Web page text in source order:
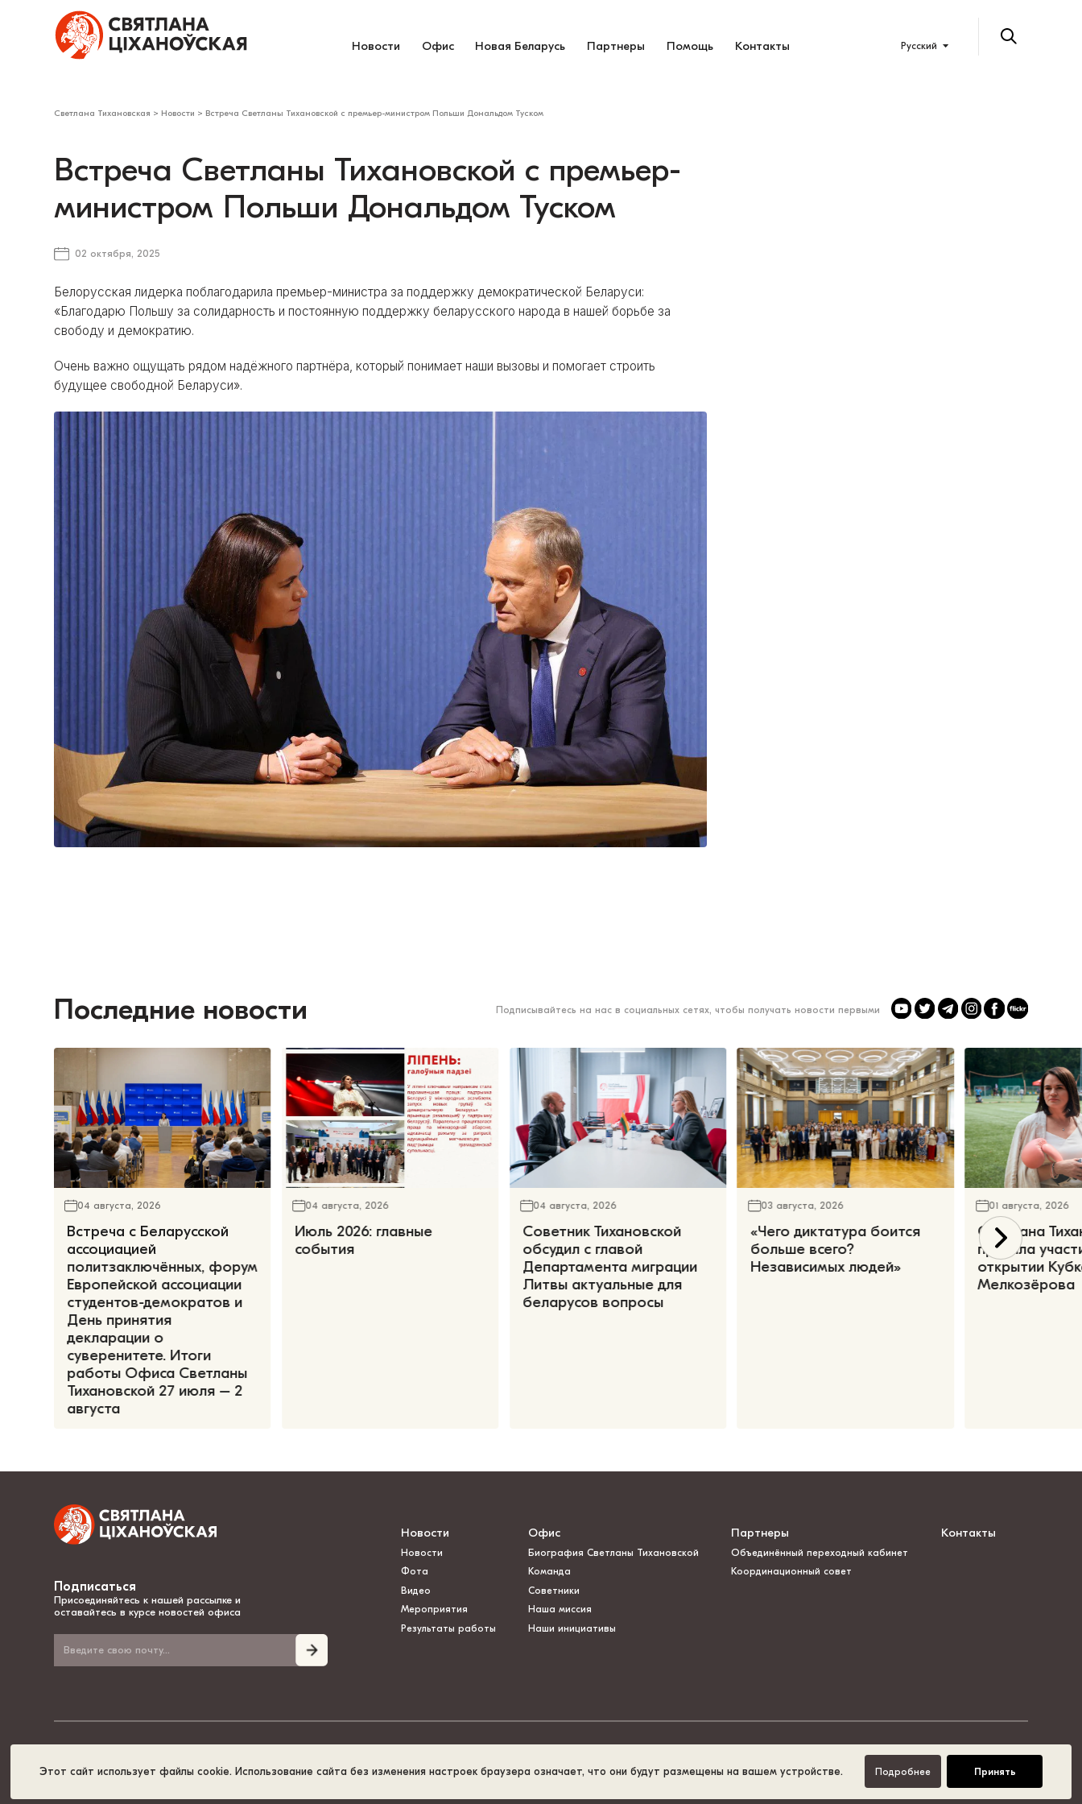
Этот сайт использует файлы cookie. Использование сайта без изменения настроек браузера означает, что они будут размещены на вашем устройстве. Подробнее Принять
Новости Офис Новая Беларусь Партнеры Помощь Контакты Русский
Светлана Тихановская > Новости > Встреча Светланы Тихановской с премьер-министром Польши Дональдом Туском
Встреча Светланы Тихановской с премьер-
министром Польши Дональдом Туском
02 октября, 2025
Белорусская лидерка поблагодарила премьер-министра за поддержку демократической Беларуси:
«Благодарю Польшу за солидарность и постоянную поддержку беларусского народа в нашей борьбе за
свободу и демократию.
Очень важно ощущать рядом надёжного партнёра, который понимает наши вызовы и помогает строить
будущее свободной Беларуси».
Последние новости Подписывайтесь на нас в социальных сетях, чтобы получать новости первыми
04 августа, 2026
Встреча с Беларусской
ассоциацией
политзаключённых, форум
Европейской ассоциации
студентов-демократов и
День принятия
декларации о
суверенитете. Итоги
работы Офиса Светланы
Тихановской 27 июля – 2
августа
04 августа, 2026
Июль 2026: главные
события
04 августа, 2026
Советник Тихановской
обсудил с главой
Департамента миграции
Литвы актуальные для
беларусов вопросы
03 августа, 2026
«Чего диктатура боится
больше всего?
Независимых людей»
01 августа, 2026
Светлана
приняла
открытии
Мелкозёрова
Подписаться
Присоединяйтесь к нашей рассылке и
оставайтесь в курсе новостей офиса
Новости
Новости
Фота
Видео
Мероприятия
Результаты работы
Офис
Биография Светланы Тихановской
Команда
Советники
Наша миссия
Наши инициативы
Партнеры
Объединённый переходный кабинет
Координационный совет
Контакты